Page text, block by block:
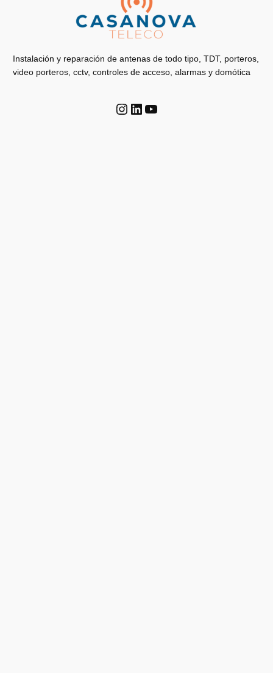
Instalación y reparación de antenas de todo tipo, TDT, porteros,
video porteros, cctv, controles de acceso, alarmas y domótica
Instagram
LinkedIn
YouTube